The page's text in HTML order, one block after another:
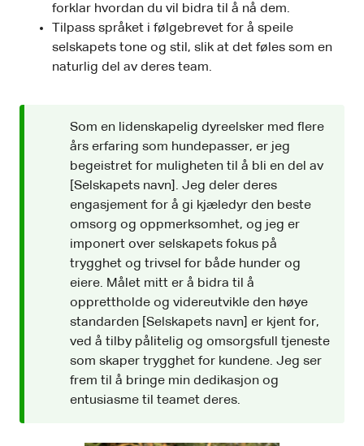
forklar hvordan du vil bidra til å nå dem.
Tilpass språket i følgebrevet for å speile
selskapets tone og stil, slik at det føles som en
naturlig del av deres team.
Som en lidenskapelig dyreelsker med flere
års erfaring som hundepasser, er jeg
begeistret for muligheten til å bli en del av
[Selskapets navn]. Jeg deler deres
engasjement for å gi kjæledyr den beste
omsorg og oppmerksomhet, og jeg er
imponert over selskapets fokus på
trygghet og trivsel for både hunder og
eiere. Målet mitt er å bidra til å
opprettholde og videreutvikle den høye
standarden [Selskapets navn] er kjent for,
ved å tilby pålitelig og omsorgsfull tjeneste
som skaper trygghet for kundene. Jeg ser
frem til å bringe min dedikasjon og
entusiasme til teamet deres.